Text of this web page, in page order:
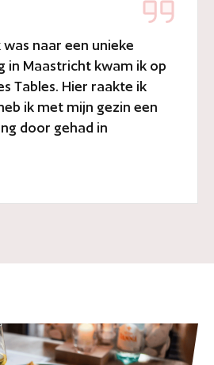
naar een unieke
in Maastricht kwam ik op
Tables. Hier raakte ik
ik met mijn gezin een
door gehad in